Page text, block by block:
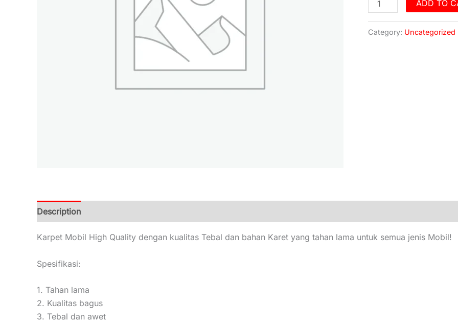
ADD TO
Category: Uncategorized
Description
Karpet Mobil High Quality dengan kualitas Tebal dan bahan Karet yang tahan lama untuk semua jenis Mobil!
Spesifikasi:
1. Tahan lama
2. Kualitas bagus
3. Tebal dan awet